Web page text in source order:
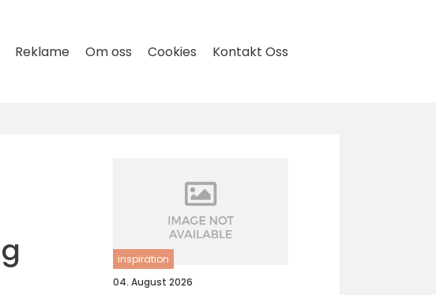
Reklame Om oss Cookies Kontakt Oss
inspiration
04. August 2026